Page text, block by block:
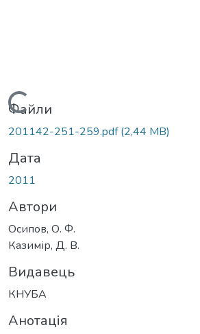
Вантажиться...
Файли
201142-251-259.pdf(2,44 MB)
Дата
2011
Автори
Осипов, О. Ф.
Казимір, Д. В.
Видавець
КНУБА
Анотація